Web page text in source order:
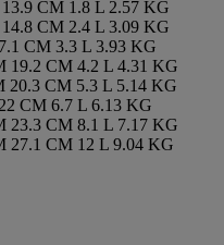
13.9 CM 1.8 L 2.57 KG
14.8 CM 2.4 L 3.09 KG
CM 3.3 L 3.93 KG
19.2 CM 4.2 L 4.31 KG
20.3 CM 5.3 L 5.14 KG
22 CM 6.7 L 6.13 KG
23.3 CM 8.1 L 7.17 KG
27.1 CM 12 L 9.04 KG